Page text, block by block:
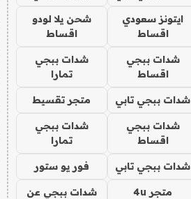
ايتونز سعودي
اقساط
شحن يلا لودو
اقساط
شدات ببجي
اقساط
شدات ببجي
تمارا
شدات ببجي تابي متجر تقسيط
شدات ببجي
اقساط
شدات ببجي
تمارا
شدات ببجي تابي فور يو ستور
متجر 4u شدات ببجي عن